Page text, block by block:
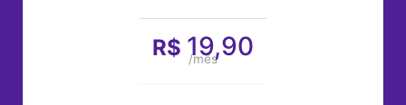
R$ 19,90
/mês